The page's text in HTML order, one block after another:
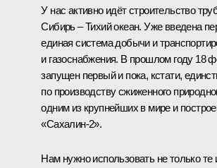
У нас активно идёт строительство
Сибирь – Тихий океан. Уже введена
единая система добычи и
и газоснабжения. В прошлом году 18
запущен первый и пока, кстати,
по производству сжиженного
одним из крупнейших в мире и
«Сахалин-2».
Нам нужно использовать не только